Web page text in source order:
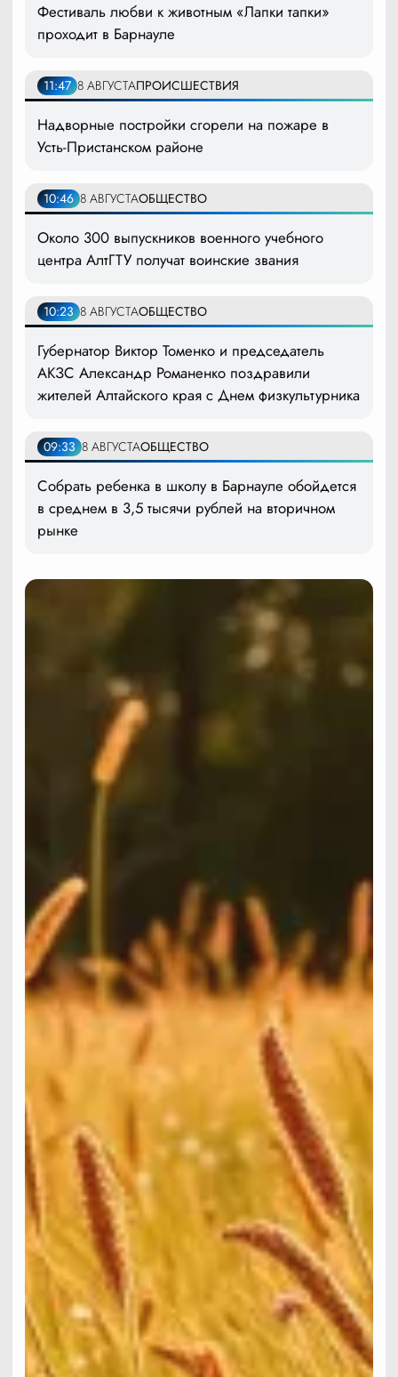
Фестиваль любви к животным «Лапки тапки»
проходит в Барнауле
11:47 8 АВГУСТАПРОИСШЕСТВИЯ
Надворные постройки сгорели на пожаре в
Усть-Пристанском районе
10:46 8 АВГУСТАОБЩЕСТВО
Около 300 выпускников военного учебного
центра АлтГТУ получат воинские звания
10:23 8 АВГУСТАОБЩЕСТВО
Губернатор Виктор Томенко и председатель
АКЗС Александр Романенко поздравили
жителей Алтайского края с Днем физкультурника
09:33 8 АВГУСТАОБЩЕСТВО
Собрать ребенка в школу в Барнауле обойдется
в среднем в 3,5 тысячи рублей на вторичном
рынке